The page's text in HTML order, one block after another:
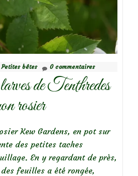
Petites bêtes 0 commentaires
de Tenthredes
rosier
Kew Gardens, en pot sur
des petites taches
En y regardant de près,
feuilles a été rongée,